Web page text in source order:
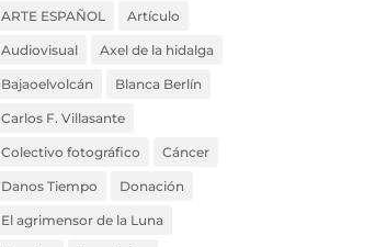
ARTE ESPAÑOL Artículo
Audiovisual Axel de la hidalga
Bajaoelvolcán Blanca Berlín
Carlos F. Villasante
Colectivo fotográfico Cáncer
Danos Tiempo Donación
El agrimensor de la Luna